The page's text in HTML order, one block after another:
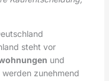
steht vor
und
werden zunehmend